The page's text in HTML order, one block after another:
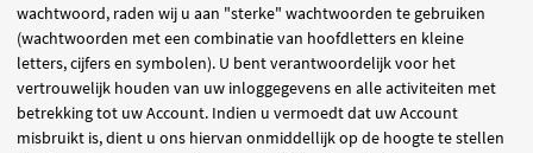
wachtwoord, raden wij u aan "sterke" wachtwoorden te gebruiken
(wachtwoorden met een combinatie van hoofdletters en kleine
letters, cijfers en symbolen). U bent verantwoordelijk voor het
vertrouwelijk houden van uw inloggegevens en alle activiteiten met
betrekking tot uw Account. Indien u vermoedt dat uw Account
misbruikt is, dient u ons hiervan onmiddellijk op de hoogte te stellen